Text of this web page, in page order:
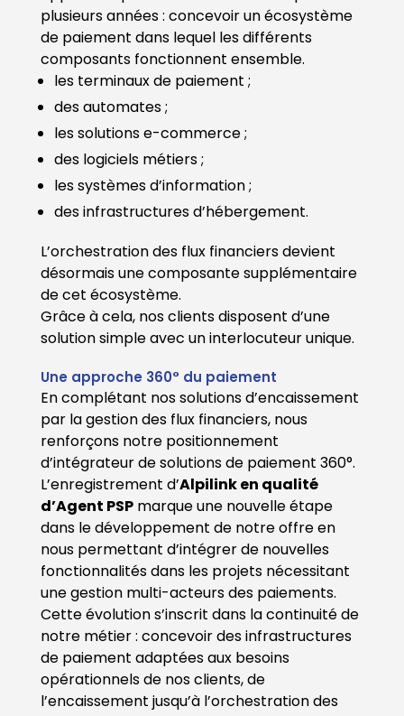
plusieurs années : concevoir un écosystème
de paiement dans lequel les différents
composants fonctionnent ensemble.
les terminaux de paiement ;
des automates ;
les solutions e-commerce ;
des logiciels métiers ;
les systèmes d’information ;
des infrastructures d’hébergement.
L’orchestration des flux financiers devient
désormais une composante supplémentaire
de cet écosystème.
Grâce à cela, nos clients disposent d’une
solution simple avec un interlocuteur unique.
Une approche 360° du paiement
En complétant nos solutions d’encaissement
par la gestion des flux financiers, nous
renforçons notre positionnement
d’intégrateur de solutions de paiement 360°.
L’enregistrement d’Alpilink en qualité
d’Agent PSP marque une nouvelle étape
dans le développement de notre offre en
nous permettant d’intégrer de nouvelles
fonctionnalités dans les projets nécessitant
une gestion multi-acteurs des paiements.
Cette évolution s’inscrit dans la continuité de
notre métier : concevoir des infrastructures
de paiement adaptées aux besoins
opérationnels de nos clients, de
l’encaissement jusqu’à l’orchestration des